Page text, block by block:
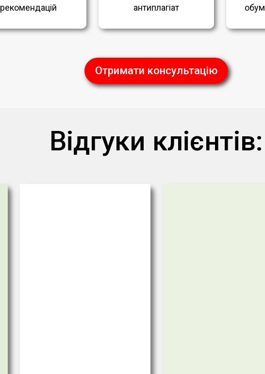
рекомендацій
антиплагіат
Отримати консультацію
Відгуки клієнтів: